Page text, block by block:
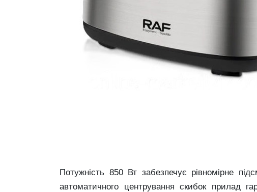
Потужність 850 Вт забезпечує рівномірне
автоматичного центрування скибок прилад